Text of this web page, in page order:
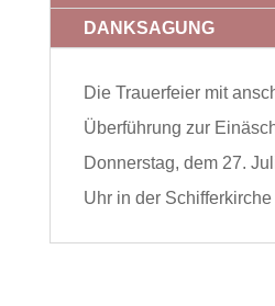
DANKSAGUNG
Die Trauerfeier mit
Überführung zur
Donnerstag, dem 27.
Uhr in der Schifferkirche